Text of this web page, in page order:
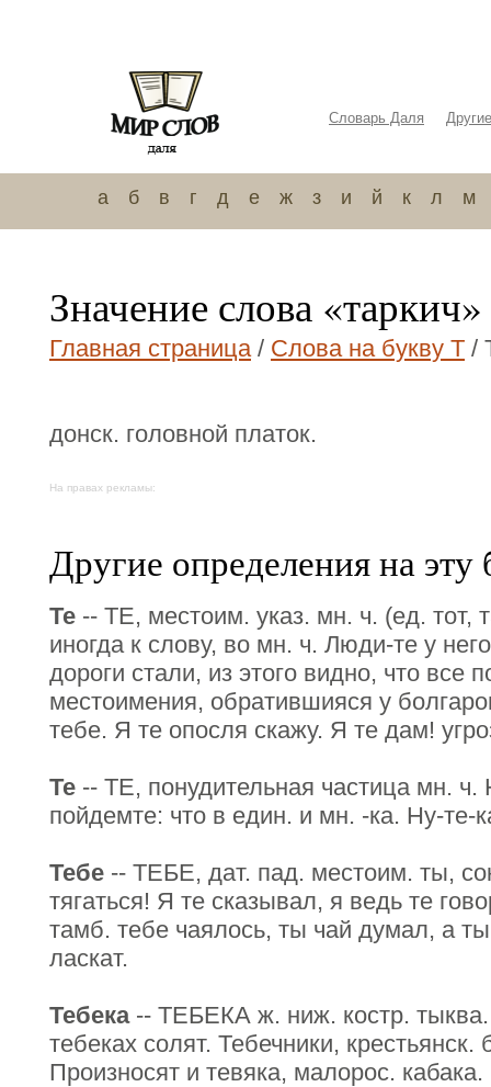
Словарь Даля
а б в г д е ж з и й к л м
Значение слова «таркич»
Главная страница/ Слова на букву Т /
донск. головной платок.
На правах рекламы:
Другие определения на эту
Те -- ТЕ, местоим. указ. мн. ч. (ед. тот,
иногда к слову, во мн. ч. Люди-те у
дороги стали, из этого видно, что все
местоимения, обратившияся у
тебе. Я те опосля скажу. Я те дам!
Те -- ТЕ, понудительная частица мн. ч.
пойдемте: что в един. и мн. -ка. Ну-те-
Тебе -- ТЕБЕ, дат. пад. местоим. ты,
тягаться! Я те сказывал, я ведь те
тамб. тебе чаялось, ты чай думал, а
ласкат.
Тебека-- ТЕБЕКА ж. ниж. костр. тыква.
тебеках солят. Тебечники,
Произносят и тевяка, малорос. кабака.